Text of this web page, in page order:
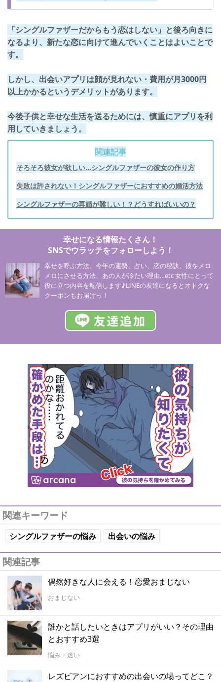
「シングルファザーだからもう恋はしない」と後ろ向きに
なるより、新たな恋に向けて進んでいくことはよいことで
す。
しかし、出会いアプリは顔が見れない・費用が月3000円
以上かかるというデメリットがあります。
今後子供と幸せな生活を送るためには、慎重にアプリを利
用していきましょう。
関連記事
そろそろ彼女が欲しい…シングルファザーの彼女の作り方
失敗は許されない！シングルファザーにおすすめの婚活方法
シングルファザーの再婚が難しい！？どうすればいいの？
幸せになる情報たくさん！
SNSでウラッテをフォローしよう！
幸せを呼ぶ方法、今年の運勢、占い、恋の秘訣、彼をメロ
メロにさせる方法、あの人が冷たい理由…etc 女性にとって
役に立つ内容を配信します♪LINEの友達になるとオトクな
クーポンもお届けっ！
関連キーワード
シングルファザーの悩み 出会いの悩み
関連記事
偶然好きな人に会える！恋愛おまじない
おまじない
誰かと話したいときはアプリがいい？その理由
とおすすめ3選
悩み・迷い
レズビアンにおすすめの出会いの場ってどこ？